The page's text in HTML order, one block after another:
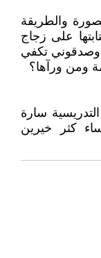
والطريقة
على زجاج
وصدقوني تكفي
ومن ورآها؟
سارة
كثر خيرين